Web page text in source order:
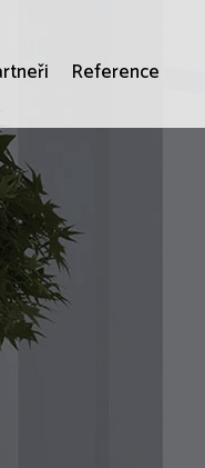
Reference